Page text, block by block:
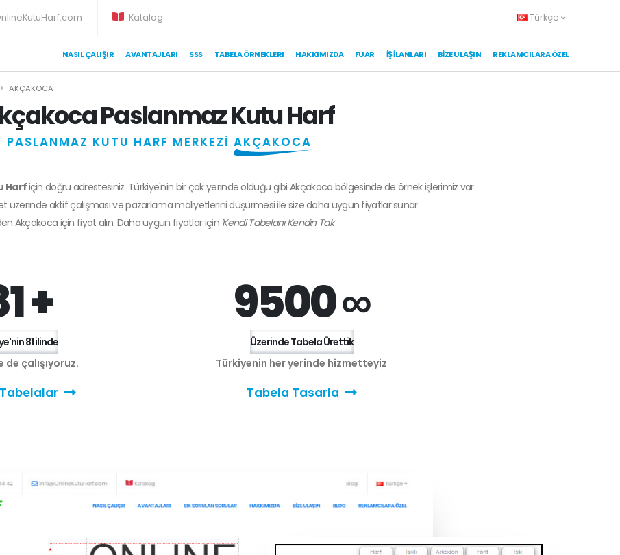
Katalog Türkçe
NASIL ÇALIŞIR AVANTAJLARI SSS TABELA ÖRNEKLERI HAKKIMIZDA FUAR İŞ İLANLARI BIZE ULAŞIN REKLAMCILARA ÖZEL
AKÇAKOCA
Paslanmaz Kutu Harf
PASLANMAZ KUTU HARF MERKEZİAKÇAKOCA
Harfiçin doğru adrestesiniz. Türkiye'nin bir çok yerinde olduğu gibi Akçakoca bölgesinde de örnek işlerimiz var.
üzerinde aktif çalışması ve pazarlama maliyetlerini düşürmesi ile size daha uygun fiyatlar sunar.
Akçakoca için fiyat alın. Daha uygun fiyatlar için 'Kendi Tabelanı Kendin Tak'
+
81 ilinde
de çalışıyoruz.
9500 ∞
Üzerinde Tabela Ürettik
Türkiyenin her yerinde hizmetteyiz
Tabela Tasarla